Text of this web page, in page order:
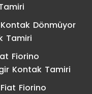
Kontak Dönmüyor
Tamiri
Fiorino
Kontak Tamiri
Fiat Fiorino